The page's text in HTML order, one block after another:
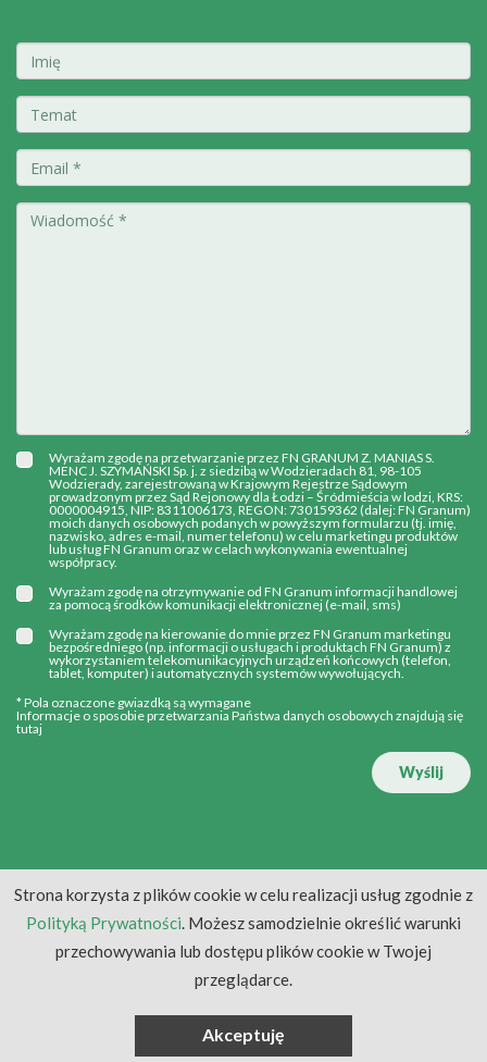
Wyrażam zgodę na przetwarzanie przez FN GRANUM Z. MANIAS S.
MENC J. SZYMAŃSKI Sp. j. z siedzibą w Wodzieradach 81, 98-105
Wodzierady, zarejestrowaną w Krajowym Rejestrze Sądowym
prowadzonym przez Sąd Rejonowy dla Łodzi – Śródmieścia w lodzi, KRS:
0000004915, NIP: 8311006173, REGON: 730159362 (dalej: FN Granum)
moich danych osobowych podanych w powyższym formularzu (tj. imię,
nazwisko, adres e-mail, numer telefonu) w celu marketingu produktów
lub usług FN Granum oraz w celach wykonywania ewentualnej
współpracy.
Wyrażam zgodę na otrzymywanie od FN Granum informacji handlowej
za pomocą środków komunikacji elektronicznej (e-mail, sms)
Wyrażam zgodę na kierowanie do mnie przez FN Granum marketingu
bezpośredniego (np. informacji o usługach i produktach FN Granum) z
wykorzystaniem telekomunikacyjnych urządzeń końcowych (telefon,
tablet, komputer) i automatycznych systemów wywołujących.
* Pola oznaczone gwiazdką są wymagane
Informacje o sposobie przetwarzania Państwa danych osobowych znajdują się
tutaj
Wyślij
Strona korzysta z plików cookie w celu realizacji usług zgodnie z
Polityką Prywatności. Możesz samodzielnie określić warunki
przechowywania lub dostępu plików cookie w Twojej
przeglądarce.
Akceptuję